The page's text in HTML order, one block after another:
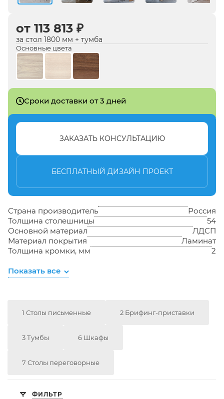
от 113 813 ₽
за стол 1800 мм + тумба
Основные цвета
Сроки доставки от 3 дней
ЗАКАЗАТЬ КОНСУЛЬТАЦИЮ
БЕСПЛАТНЫЙ ДИЗАЙН ПРОЕКТ
Страна производитель
Россия
Толщина столешницы
54
Основной материал
ЛДСП
Материал покрытия
Ламинат
Толщина кромки, мм
2
Показать все
1 Столы письменные 2 Брифинг-приставки
3 Тумбы 6 Шкафы
7 Столы переговорные
ФИЛЬТР